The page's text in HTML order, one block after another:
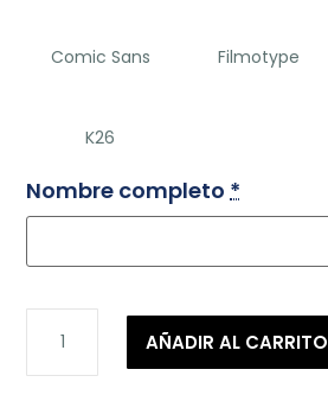
Comic Sans Filmotype
K26
Nombre completo *
PACK
ETIQ
AÑADIR AL CARRITO